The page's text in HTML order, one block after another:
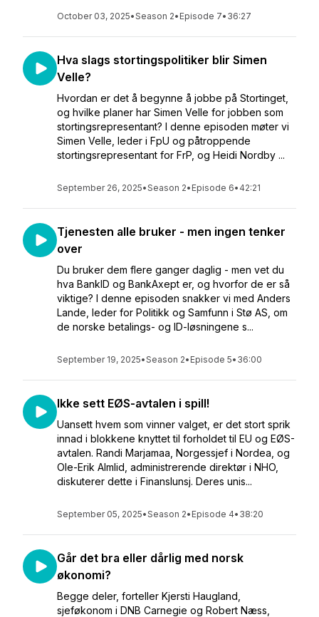
October 03, 2025•Season 2• Episode 7• 36:27
Hva slags stortingspolitiker blir Simen
Velle?
Hvordan er det å begynne å jobbe på Stortinget,
og hvilke planer har Simen Velle for jobben som
stortingsrepresentant? I denne episoden møter vi
Simen Velle, leder i FpU og påtroppende
stortingsrepresentant for FrP, og Heidi Nordby ...
September 26, 2025•Season 2• Episode 6• 42:21
Tjenesten alle bruker - men ingen tenker
over
Du bruker dem flere ganger daglig - men vet du
hva BankID og BankAxept er, og hvorfor de er så
viktige? I denne episoden snakker vi med Anders
Lande, leder for Politikk og Samfunn i Stø AS, om
de norske betalings- og ID-løsningene s...
September 19, 2025•Season 2• Episode 5• 36:00
Ikke sett EØS-avtalen i spill!
Uansett hvem som vinner valget, er det stort sprik
innad i blokkene knyttet til forholdet til EU og EØS-
avtalen. Randi Marjamaa, Norgessjef i Nordea, og
Ole-Erik Almlid, administrerende direktør i NHO,
diskuterer dette i Finanslunsj. Deres unis...
September 05, 2025•Season 2• Episode 4• 38:20
Går det bra eller dårlig med norsk
økonomi?
Begge deler, forteller Kjersti Haugland,
sjeføkonom i DNB Carnegie og Robert Næss,